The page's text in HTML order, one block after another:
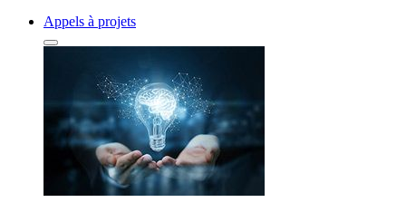
Appels à projets